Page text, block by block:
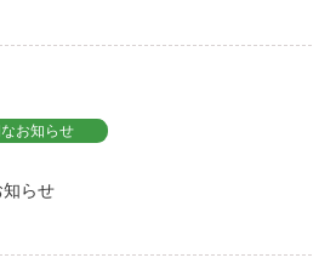
お知らせ
知らせ